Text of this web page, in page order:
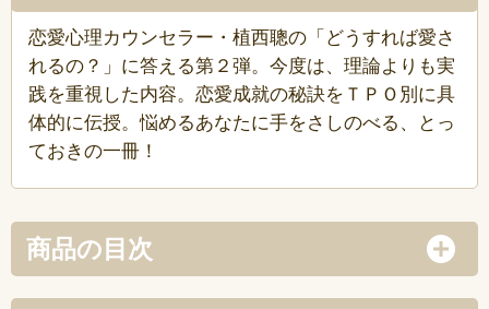
恋愛心理カウンセラー・植西聰の「どうすれば愛さ
れるの？」に答える第２弾。今度は、理論よりも実
践を重視した内容。恋愛成就の秘訣をＴＰＯ別に具
体的に伝授。悩めるあなたに手をさしのべる、とっ
ておきの一冊！
商品の目次